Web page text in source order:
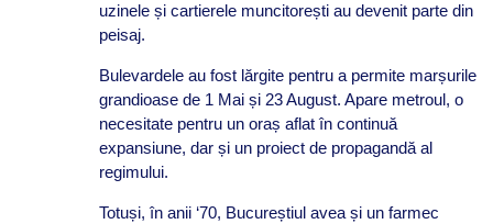
uzinele și cartierele muncitorești au devenit parte din
peisaj.
Bulevardele au fost lărgite pentru a permite marșurile
grandioase de 1 Mai și 23 August. Apare metroul, o
necesitate pentru un oraș aflat în continuă
expansiune, dar și un proiect de propagandă al
regimului.
Totuși, în anii ‘70, Bucureștiul avea și un farmec